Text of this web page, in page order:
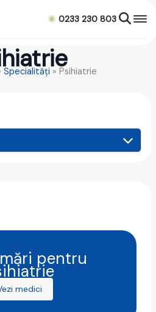
0233 230 803
Specialități » Psihiatrie
pentru
medici